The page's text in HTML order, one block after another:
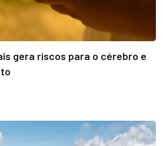
gera riscos para o cérebro e